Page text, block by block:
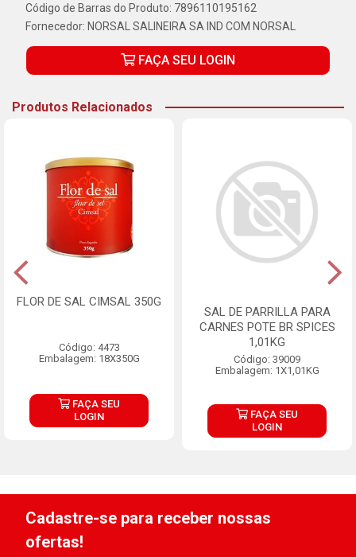
Código de Barras do Produto: 7896110195162
Fornecedor: NORSAL SALINEIRA SA IND COM NORSAL
FAÇA SEU LOGIN
Produtos Relacionados
FLOR DE SAL CIMSAL 350G
Código: 4473
Embalagem: 18X350G
FAÇA SEU
LOGIN
SAL DE PARRILLA PARA
CARNES POTE BR SPICES
1,01KG
Código: 39009
Embalagem: 1X1,01KG
FAÇA SEU
LOGIN
Cadastre-se para receber nossas
ofertas!